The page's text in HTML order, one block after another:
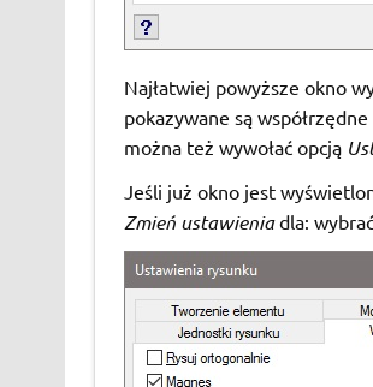
Najłatwiej powyższe okno
pokazywane są
można też wywołać opcją
Jeśli już okno jest
Zmień ustawieniadla: wybrać